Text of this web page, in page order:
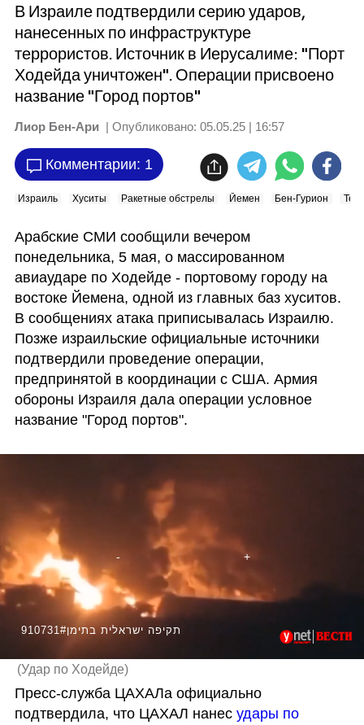
В Израиле подтвердили серию ударов,
нанесенных по инфраструктуре
террористов. Источник в Иерусалиме: "Порт
Ходейда уничтожен". Операции присвоено
название "Город портов"
Лиор Бен-Ари | Опубликовано: 05.05.25 | 16:57
Комментарии: 1
Израиль Хуситы Ракетные обстрелы Йемен Бен-Гурион
Арабские СМИ сообщили вечером
понедельника, 5 мая, о массированном
авиаударе по Ходейде - портовому городу на
востоке Йемена, одной из главных баз хуситов.
В сообщениях атака приписывалась Израилю.
Позже израильские официальные источники
подтвердили проведение операции,
предпринятой в координации с США. Армия
обороны Израиля дала операции условное
название "Город портов".
910731#תקיפה ישראלית בתימן
(Удар по Ходейде)
Пресс-служба ЦАХАЛа официально
подтвердила, что ЦАХАЛ нанес удары по